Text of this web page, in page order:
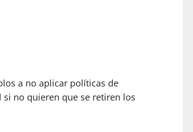
a no aplicar políticas de
no quieren que se retiren los